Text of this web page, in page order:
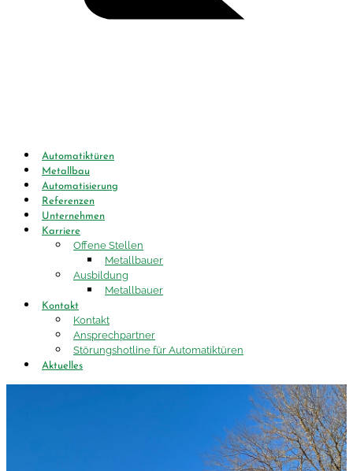
Automatiktüren
Metallbau
Automatisierung
Referenzen
Unternehmen
Karriere
Offene Stellen
Metallbauer
Ausbildung
Metallbauer
Kontakt
Kontakt
Ansprechpartner
Störungshotline für Automatiktüren
Aktuelles